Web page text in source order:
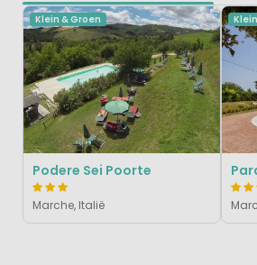
Klein & Groen
Podere Sei Poorte
Marche, Italië